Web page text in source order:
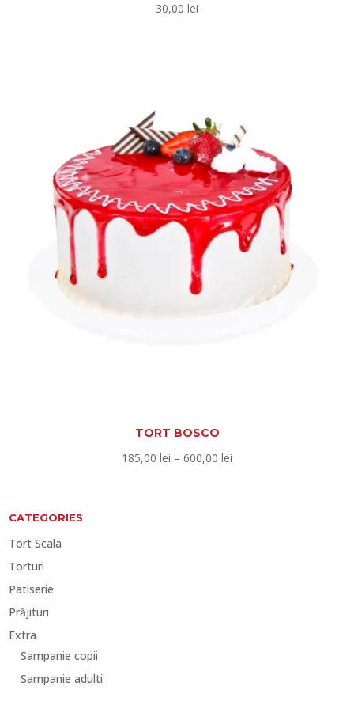
30,00 lei
TORT BOSCO
185,00 lei – 600,00 lei
CATEGORIES
Tort Scala
Torturi
Patiserie
Prăjituri
Extra
Sampanie copii
Sampanie adulti